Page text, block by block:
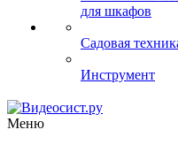
для шкафов
Садовая
Инструмент
Меню